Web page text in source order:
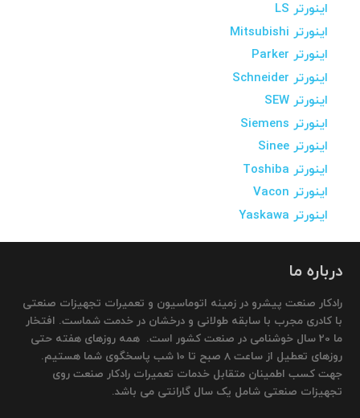
اینورتر LS
اینورتر Mitsubishi
اینورتر Parker
اینورتر Schneider
اینورتر SEW
اینورتر Siemens
اینورتر Sinee
اینورتر Toshiba
اینورتر Vacon
اینورتر Yaskawa
درباره ما
رادکار صنعت پیشرو در زمینه اتوماسیون و تعمیرات تجهیزات صنعتی
با کادری مجرب با سابقه طولانی و درخشان در خدمت شماست. افتخار
ما 20 سال خوشنامی در صنعت کشور است. همه روزهای هفته حتی
روزهای تعطیل از ساعت 8 صبح تا 10 شب پاسخگوی شما هستیم.
جهت کسب اطمینان متقابل خدمات تعمیرات رادکار صنعت روی
تجهیزات صنعتی شامل یک سال گارانتی می باشد.